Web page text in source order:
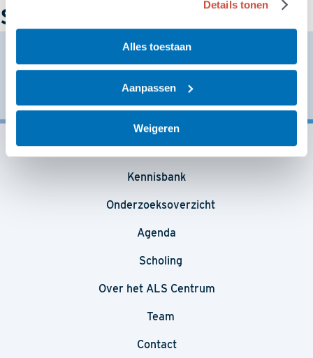
Details tonen
Alles toestaan
Aanpassen
Weigeren
sta-opstoel
Schrijf u in voor de ALS Centrum nieuwsbrief en blijf op
de hoogte van de laatste ontwikkelingen.
Aanmelden
Kennisbank
Onderzoeksoverzicht
Agenda
Scholing
Over het ALS Centrum
Team
Contact